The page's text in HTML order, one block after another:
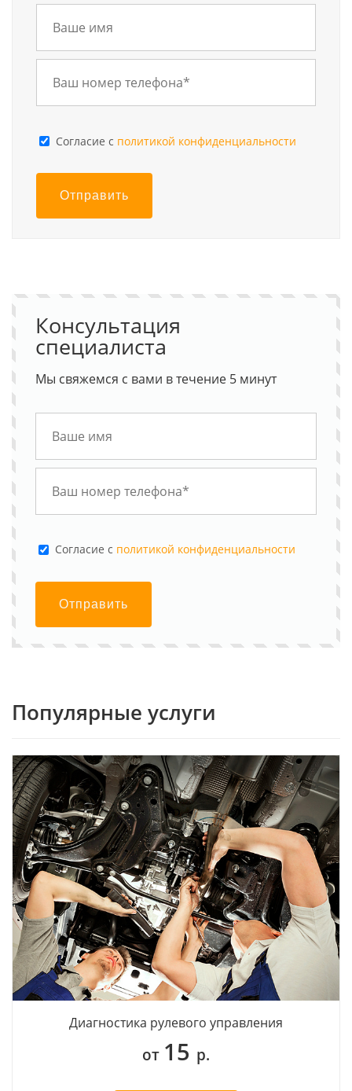
Cогласие с политикой конфиденциальности
Отправить
Консультация
специалиста
Мы свяжемся с вами в течение 5 минут
Cогласие с политикой конфиденциальности
Отправить
Популярные услуги
Диагностика рулевого управления
от 15 р.